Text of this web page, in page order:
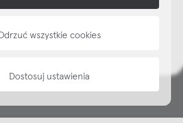
wszystkie cookies
Dostosuj ustawienia